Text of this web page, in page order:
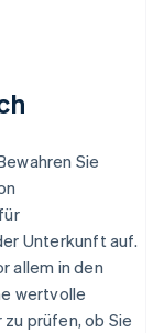
Sie
Unterkunft auf.
allem in den
wertvolle
prüfen, ob Sie